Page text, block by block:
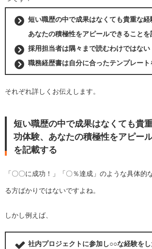
短い職歴の中で成果はなくても貴重な経
あなたの積極性をアピールできることを
採用担当者は隅々まで読むわけではない
職務経歴書は自分に合ったテンプレート
それぞれ詳しくお伝えします。
短い職歴の中で成果はなくても貴
功体験、あなたの積極性をアピー
を記載する
「〇〇に成功！」「〇％達成」のような具体的
る方ばかりではないですよね。
しかし例えば、
社内プロジェクトに参加し○○な経験をし